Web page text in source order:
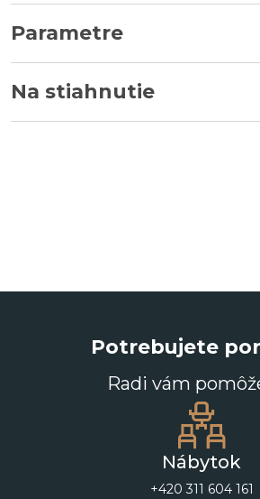
Parametre
Na stiahnutie
Potrebujete
Radi vám
Nábytok
+420 311 604 161